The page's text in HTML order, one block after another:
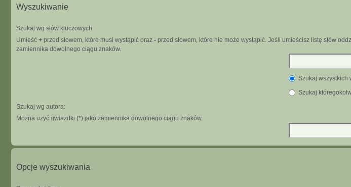
Wyszukiwanie
Szukaj wg słów kluczowych:
Umieść + przed słowem, które musi wystąpić oraz - przed słowem, które nie może wystąpić. Jeśli umieścisz listę słów
zamiennika dowolnego ciągu znaków.
Szukaj wszystkich
Szukaj
Szukaj wg autora:
Można użyć gwiazdki (*) jako zamiennika dowolnego ciągu znaków.
Opcje wyszukiwania